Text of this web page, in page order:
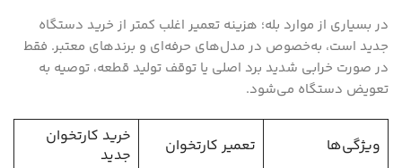
در بسیاری از موارد بله؛ هزینه تعمیر اغلب کمتر از خرید دستگاه
جدید است، به‌خصوص در مدل‌های حرفه‌ای و برندهای معتبر. فقط
در صورت خرابی شدید برد اصلی یا توقف تولید قطعه، توصیه به
تعویض دستگاه می‌شود.
ویژگی‌ها تعمیر کارتخوان
خرید کارتخوان
جدید